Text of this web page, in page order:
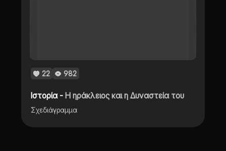
22 982
Ιστορία -Η ηράκλειος και η Δυναστεία του
Σχεδιάγραμμα